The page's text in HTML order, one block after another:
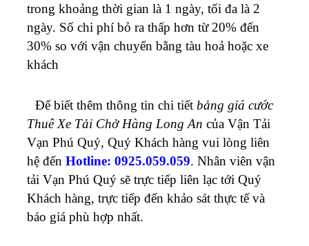
trong khoảng thời gian là 1 ngày, tối đa là 2
ngày. Số chi phí bỏ ra thấp hơn từ 20% đến
30% so với vận chuyển bằng tàu hoả hoặc xe
khách
Để biết thêm thông tin chi tiết bảng giá cước
Thuê Xe Tải Chở Hàng Long An của Vận Tải
Vạn Phú Quý, Quý Khách hàng vui lòng liên
hệ đến Hotline: 0925.059.059. Nhân viên vận
tải Vạn Phú Quý sẽ trực tiếp liên lạc tới Quý
Khách hàng, trực tiếp đến khảo sát thực tế và
báo giá phù hợp nhất.